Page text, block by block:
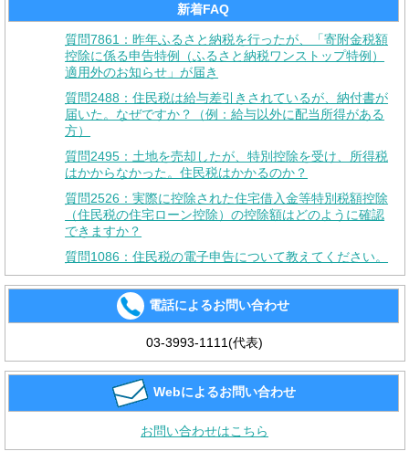
新着FAQ
質問7861：昨年ふるさと納税を行ったが、「寄附金税額
控除に係る申告特例（ふるさと納税ワンストップ特例）
適用外のお知らせ」が届き
質問2488：住民税は給与差引きされているが、納付書が
届いた。なぜですか？（例：給与以外に配当所得がある
方）
質問2495：土地を売却したが、特別控除を受け、所得税
はかからなかった。住民税はかかるのか？
質問2526：実際に控除された住宅借入金等特別税額控除
（住民税の住宅ローン控除）の控除額はどのように確認
できますか？
質問1086：住民税の電子申告について教えてください。
電話によるお問い合わせ
03-3993-1111(代表)
Webによるお問い合わせ
お問い合わせはこちら